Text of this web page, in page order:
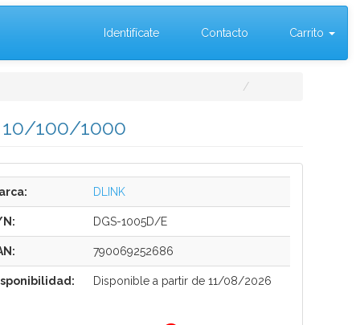
Identifícate Contacto Carrito
10/100/1000
DLINK
N: DGS-1005D/E
790069252686
Disponible a partir de 11/08/2026